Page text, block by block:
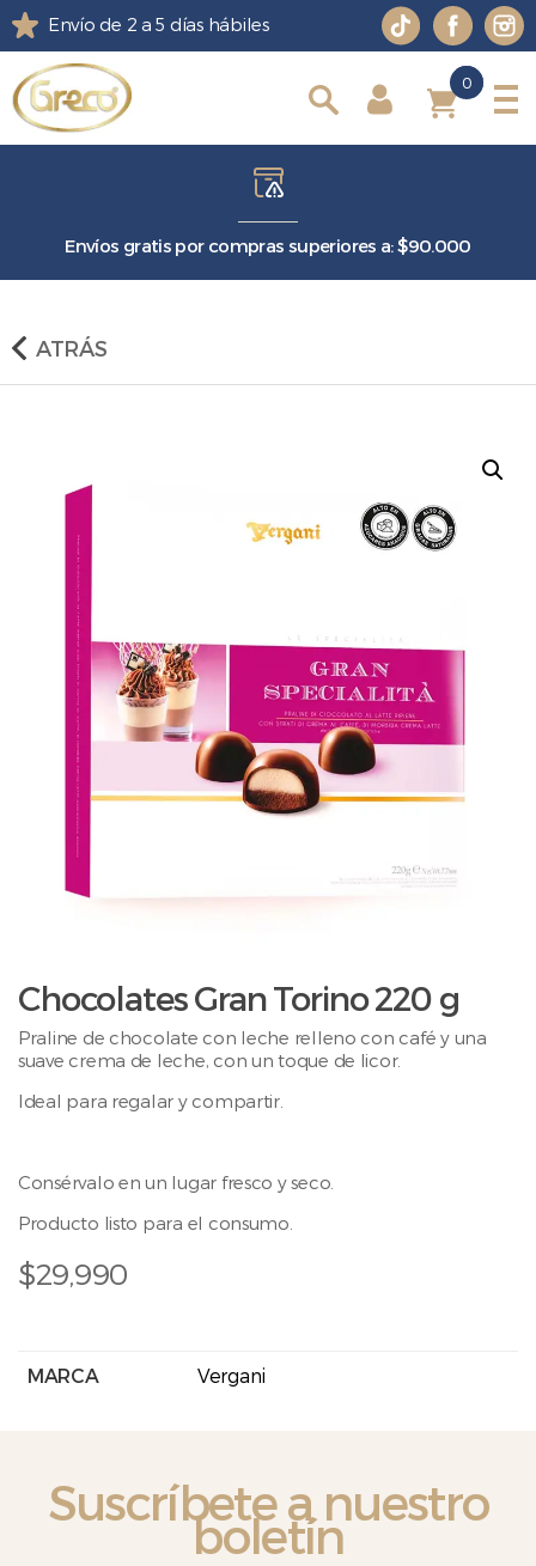
Envío de 2 a 5 días hábiles
Envíos gratis por compras superiores a: $90.000
0
ATRÁS
Chocolates Gran Torino 220 g
Praline de chocolate con leche relleno con café y una
suave crema de leche, con un toque de licor.
Ideal para regalar y compartir.
Consérvalo en un lugar fresco y seco.
Producto listo para el consumo.
$29,990
MARCA Vergani
Suscríbete a nuestro
boletín
0